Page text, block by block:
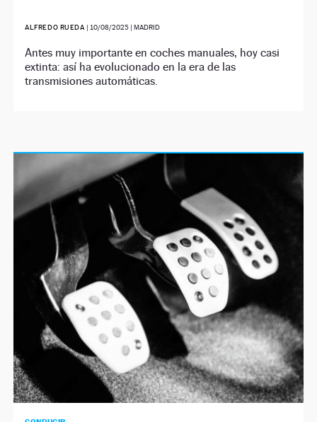
ALFREDO RUEDA | 10/08/2025| MADRID
Antes muy importante en coches manuales, hoy casi
extinta: así ha evolucionado en la era de las
transmisiones automáticas.